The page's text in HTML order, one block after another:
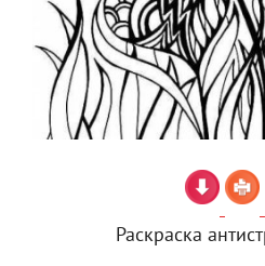
Раскраска